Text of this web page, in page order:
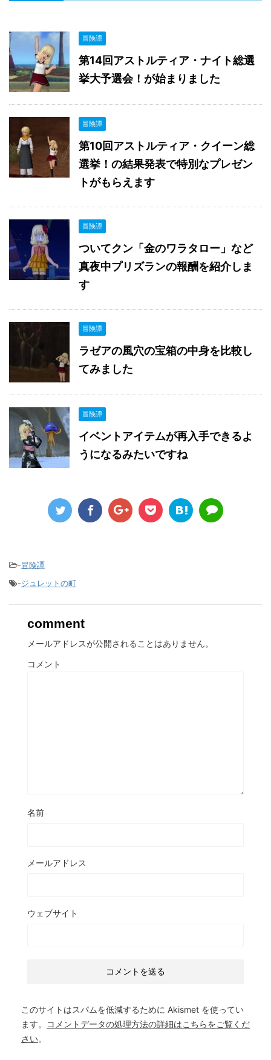
冒険譚
第14回アストルティア・ナイト総選
挙大予選会！が始まりました
冒険譚
第10回アストルティア・クイーン総
選挙！の結果発表で特別なプレゼン
トがもらえます
冒険譚
ついてクン「金のワラタロー」など
真夜中プリズランの報酬を紹介しま
す
冒険譚
ラゼアの風穴の宝箱の中身を比較し
てみました
冒険譚
イベントアイテムが再入手できるよ
うになるみたいですね
-冒険譚
-ジュレットの町
comment
メールアドレスが公開されることはありません。
コメント
名前
メールアドレス
ウェブサイト
このサイトはスパムを低減するために Akismet を使ってい
ます。
コメントデータの処理方法の詳細はこちらをご覧くだ
さい。